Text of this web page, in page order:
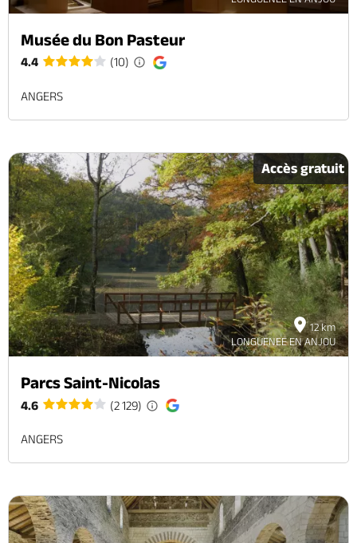
Musée du Bon Pasteur
4.4 (10)
ANGERS
12 km
LONGUENEE EN ANJOU
Accès gratuit
Parcs Saint-Nicolas
4.6 (2 129)
ANGERS